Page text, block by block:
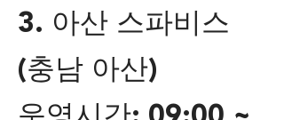
3. 아산 스파비스
(충남 아산)